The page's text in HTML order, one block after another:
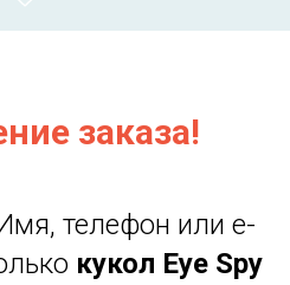
заказа!
телефон или e-
кукол Eye Spy